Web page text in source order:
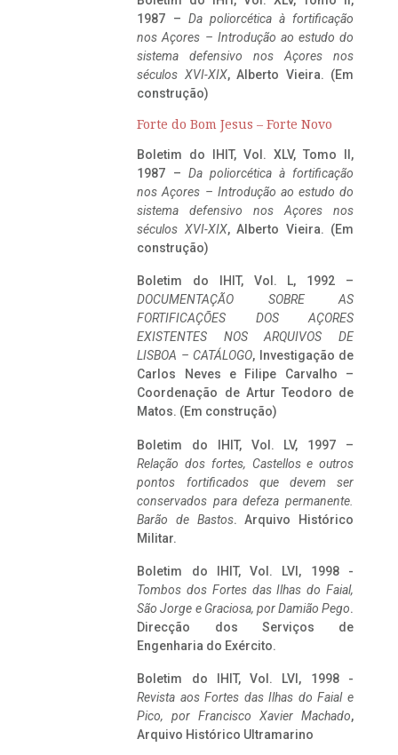
1987 – Da poliorcética à fortificação
nos Açores – Introdução ao estudo do
sistema defensivo nos Açores nos
séculos XVI-XIX, Alberto Vieira. (Em
construção)
Forte do Bom Jesus – Forte Novo
Boletim do IHIT, Vol. XLV, Tomo II,
1987 – Da poliorcética à fortificação
nos Açores – Introdução ao estudo do
sistema defensivo nos Açores nos
séculos XVI-XIX, Alberto Vieira. (Em
construção)
Boletim do IHIT, Vol. L, 1992 –
DOCUMENTAÇÃO SOBRE AS
FORTIFICAÇÕES DOS AÇORES
EXISTENTES NOS ARQUIVOS DE
LISBOA – CATÁLOGO, Investigação de
Carlos Neves e Filipe Carvalho –
Coordenação de Artur Teodoro de
Matos. (Em construção)
Boletim do IHIT, Vol. LV, 1997 –
Relação dos fortes, Castellos e outros
pontos fortificados que devem ser
conservados para defeza permanente.
Barão de Bastos. Arquivo Histórico
Militar.
Boletim do IHIT, Vol. LVI, 1998 -
Tombos dos Fortes das Ilhas do Faial,
São Jorge e Graciosa, por Damião Pego.
Direcção dos Serviços de
Engenharia do Exército.
Boletim do IHIT, Vol. LVI, 1998 -
Revista aos Fortes das Ilhas do Faial e
Pico, por Francisco Xavier Machado,
Arquivo Histórico Ultramarino